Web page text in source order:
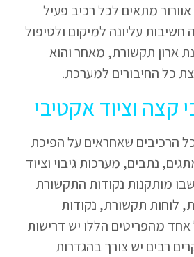
מתאים לכל רכיב פעיל
חשיבות עליונה למיקום ולטיפול
ארון תקשורת, מאחר והוא
כל החיבורים למערכת.
קצה וציוד אקטיבי
הרכיבים שאחראים על הפיכת
נתבים, מערכות גיבוי וציוד
מותקנות נקודות התקשורת
לוחות תקשורת, נקודות
אחד מהפריטים הללו יש דרישות
רבים יש צורך בהגדרות